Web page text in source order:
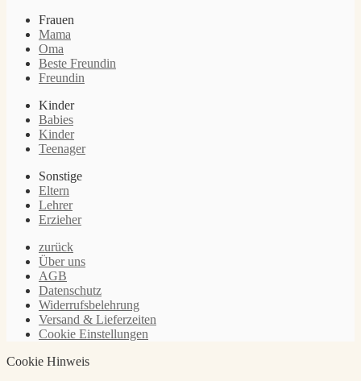
Frauen
Mama
Oma
Beste Freundin
Freundin
Kinder
Babies
Kinder
Teenager
Sonstige
Eltern
Lehrer
Erzieher
zurück
Über uns
AGB
Datenschutz
Widerrufsbelehrung
Versand & Lieferzeiten
Cookie Einstellungen
Cookie Hinweis